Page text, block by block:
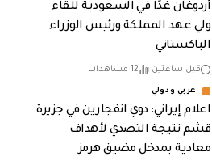
أردوغان غدًا في السعودية للقاء
ولي عهد المملكة ورئيس الوزراء
الباكستاني
قبل ساعتين 12 مشاهدات
عربي ودولي
اعلام إيراني: دوي انفجارين في جزيرة
قشم نتيجة التصدي لأهداف
معادية بمدخل مضيق هرمز